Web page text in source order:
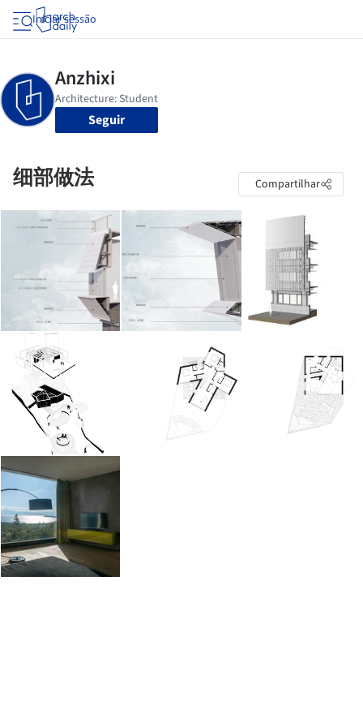
Iniciar sessão
Seguir
细部做法 Compartilhar